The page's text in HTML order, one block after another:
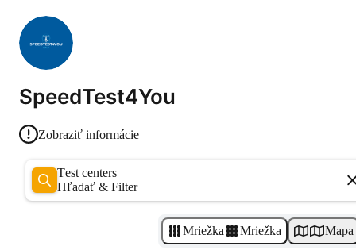
SpeedTest4You
Zobraziť informácie
Test centers
Hľadať & Filter
Mriežka Mriežka Mapa